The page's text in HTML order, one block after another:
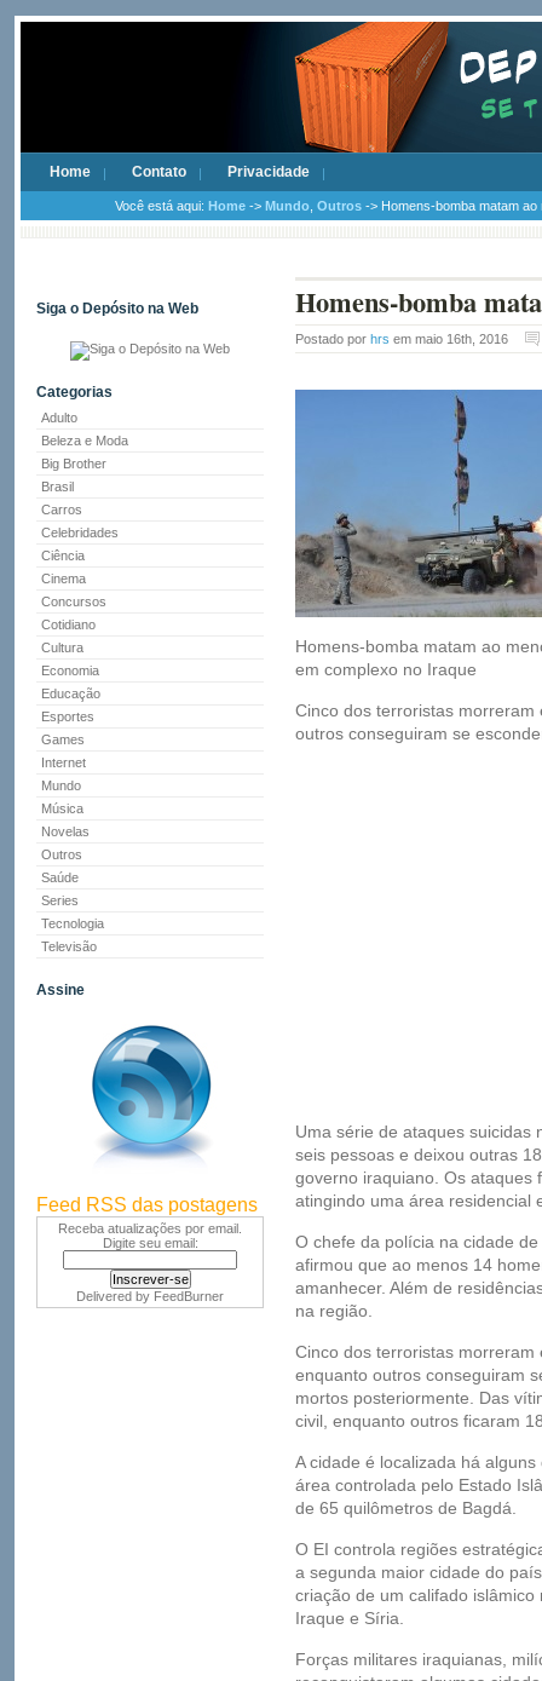
Home Contato Privacidade
Você está aqui: Home -> Mundo Outros -> Homens-bomba matam
Siga o Depósito na Web
Categorias
Adulto
Beleza e Moda
Big Brother
Brasil
Carros
Celebridades
Ciência
Cinema
Concursos
Cotidiano
Cultura
Economia
Educação
Esportes
Games
Internet
Mundo
Música
Novelas
Outros
Saúde
Series
Tecnologia
Televisão
Assine
Feed RSS das postagens
Receba atualizações por email.
Digite seu email:
Delivered by FeedBurner
Homens-bomba
Postado por hrs em maio 16th, 2016
Homens-bomba matam ao
em complexo no Iraque
Cinco dos terroristas
outros conseguiram se
Uma série de ataques suicidas
seis pessoas e deixou outras
governo iraquiano. Os ataques
atingindo uma área residencial
O chefe da polícia na cidade
afirmou que ao menos 14
amanhecer. Além de
na região.
Cinco dos terroristas
enquanto outros conseguiram
mortos posteriormente. Das
civil, enquanto outros ficaram
A cidade é localizada há
área controlada pelo Estado
de 65 quilômetros de Bagdá.
O EI controla regiões
a segunda maior cidade do
criação de um califado
Iraque e Síria.
Forças militares iraquianas,